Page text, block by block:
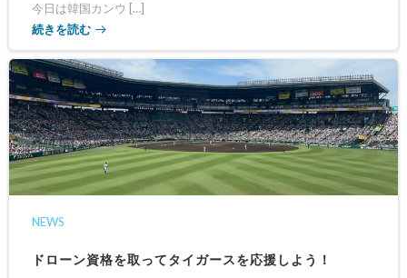
今日は韓国カンウ […]
続きを読む
NEWS
ドローン資格を取ってタイガースを応援しよう！